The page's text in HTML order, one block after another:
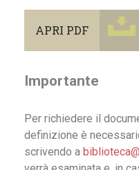
APRI PDF
Importante
Per richiedere il
definizione è
scrivendo a